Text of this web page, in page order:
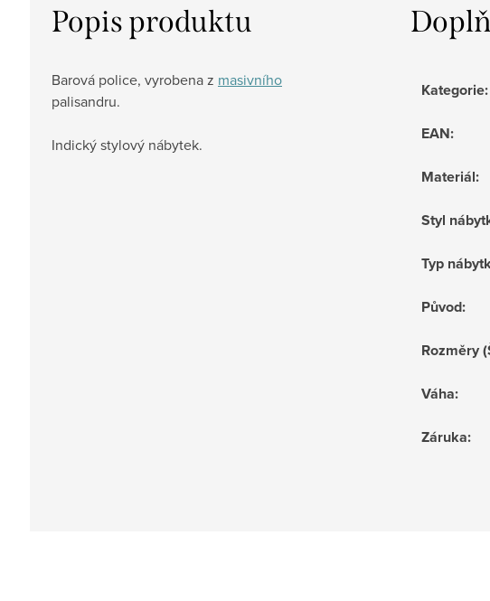
Popis produktu
Barová police, vyrobena z masivního
palisandru.
Indický stylový nábytek.
Kategorie:
EAN:
Materiál:
Styl
Typ
Původ:
Rozměry
Váha:
Záruka: